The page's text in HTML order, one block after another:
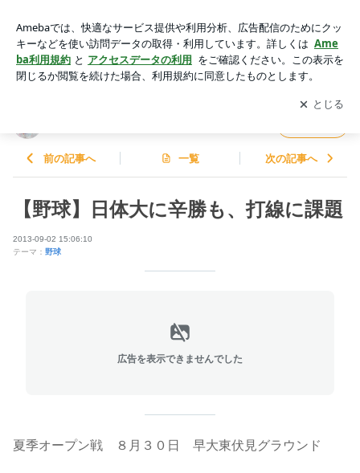
ログ
アプリをダウンロードして ブログの更新通知
を受け取りまし
ょう。
開く
前の記事へ 一覧 次の記事へ
【野球】日体大に辛勝も、打線に課題
2013-09-02 15:06:10
テーマ： 野球
広告を表示できませんでした
夏季オープン戦 ８月３０日 早大東伏見グラウンド